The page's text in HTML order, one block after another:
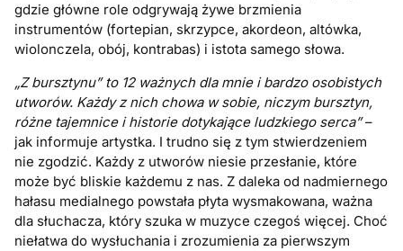
gdzie główne role odgrywają żywe brzmienia
instrumentów (fortepian, skrzypce, akordeon, altówka,
wiolonczela, obój, kontrabas) i istota samego słowa.
„Z bursztynu” to 12 ważnych dla mnie i bardzo osobistych
utworów. Każdy z nich chowa w sobie, niczym bursztyn,
różne tajemnice i historie dotykające ludzkiego serca”–
jak informuje artystka. I trudno się z tym stwierdzeniem
nie zgodzić. Każdy z utworów niesie przesłanie, które
może być bliskie każdemu z nas. Z daleka od nadmiernego
hałasu medialnego powstała płyta wysmakowana, ważna
dla słuchacza, który szuka w muzyce czegoś więcej. Choć
niełatwa do wysłuchania i zrozumienia za pierwszym